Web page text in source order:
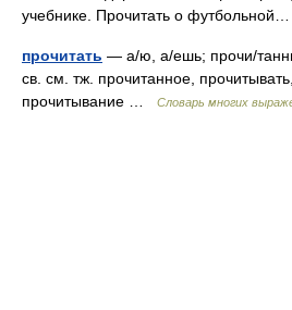
учебнике. Прочитать о
прочитать — а/ю, а/ешь; прочи/
св. см. тж. прочитанное,
прочитывание …
Словарь многих